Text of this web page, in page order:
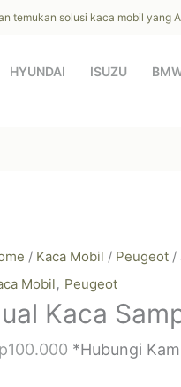
temukan solusi kaca mobil yang
HYUNDAI ISUZU
/ Kaca Mobil / Peugeot /
Mobil, Peugeot
Kaca
100.000 *Hubungi